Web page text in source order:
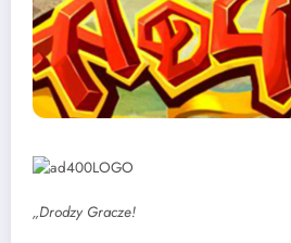
„Drodzy Gracze!